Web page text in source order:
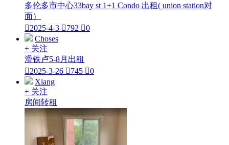
多伦多市中心33bay st 1+1 Condo 出租( union station对
面）
2025-4-3 792 0
Choses
+ 关注
滑铁卢5-8月出租
2025-3-26 745 0
Xiang
+ 关注
房间转租